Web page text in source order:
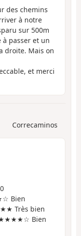
des chemins
à notre
sur 500m
passer et un
droite. Mais on
et merci
Correcaminos
Bien
Très bien
Bien